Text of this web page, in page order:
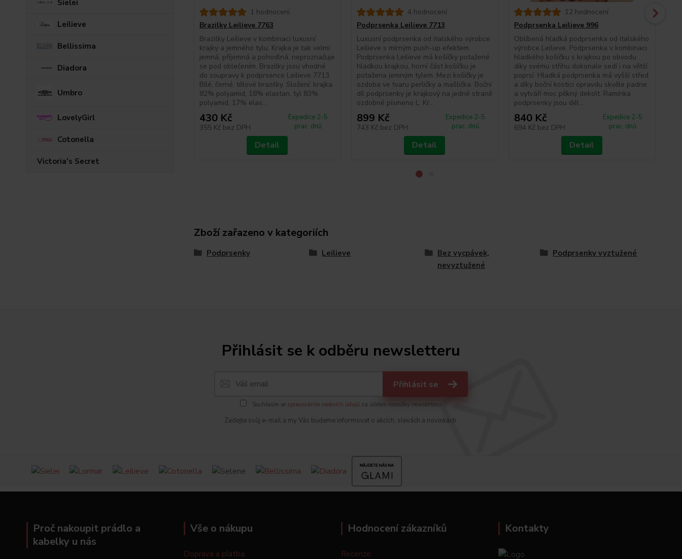
Sielei
Leilieve
Bellissima
Diadora
Umbro
LovelyGirl
Cotonella
Victoria's Secret
1 hodnocení
Brazilky Leilieve 7763
Brazilky Leilieve v kombinaci luxusní
krajky a jemného tylu. Krajka je tak velmi
jemná, příjemná a pohodlná, neproznačuje
se pod oblečením. Brazilky jsou vhodné
do soupravy k podprsence Leilieve 7713.
Bílé, černé, tělové brazilky. Složení: krajka
82% polyamid, 18% elastan, tyl 83%
polyamid, 17% elas...
430 Kč
355 Kč bez DPH
Expedice 2-5
prac. dnů
Detail
4 hodnocení
Podprsenka Leilieve 7713
Luxusní podprsenka od italského výrobce
Leilieve s mírným push-up efektem.
Podprsenka Leilieve má košíčky potažené
hladkou krajkou, horní část košíčku je
potažena jemným tylem. Mezi košíčky je
ozdoba ve tvaru perličky a mašlička. Boční
díl podprsenky je krajkový na jedné straně
ozdobné písmeno L. Kr...
899 Kč
743 Kč bez DPH
Expedice 2-5
prac. dnů
Detail
12 hodnocení
Podprsenka Leilieve 996
Oblíbená hladká podprsenka od italského
výrobce Leilieve. Podprsenka v kombinaci
hladkého košíčku s krajkou po obvodu
díky svému střihu dokonale sedí i na větší
poprsí. Hladká podprsenka má vyšší střed
a díky boční kostici opravdu skvěle padne
a vytváří moc pěkný dekolt. Ramínka
podprsenky jsou dél...
840 Kč
694 Kč bez DPH
Expedice 2-5
prac. dnů
Detail
Zboží zařazeno v kategoriích
Podprsenky Leilieve
Bez vycpávek,
nevyztužené
Podprsenky vyztužené
Přihlásit se k odběru newsletteru
Přihlásit se
Souhlasím se zpracováním osobních údajů za účelem rozesílky newsletteru.
Zadejte svůj e-mail a my Vás budeme informovat o akcích, slevách a novinkách.
Proč nakoupit prádlo a
kabelky u nás
Vše o nákupu
Doprava a platba
Hodnocení zákazníků
Recenze
Kontakty